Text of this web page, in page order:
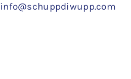
info@schuppdiwupp.com